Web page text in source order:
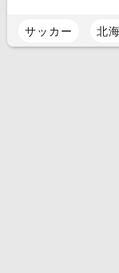
サッカー 北